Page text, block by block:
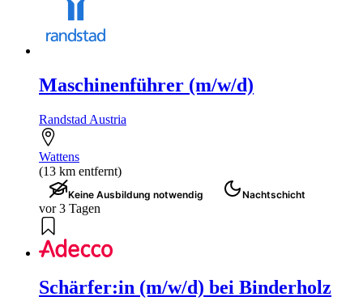
Maschinenführer (m/w/d)
Randstad Austria
Wattens
(13 km entfernt)
Keine Ausbildung notwendig Nachtschicht
vor 3 Tagen
Schärfer:in (m/w/d) bei Binderholz